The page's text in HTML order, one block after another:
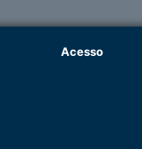
Acesso